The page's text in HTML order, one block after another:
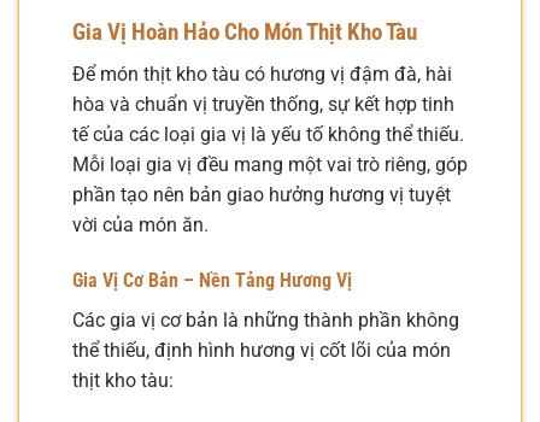
Gia Vị Hoàn Hảo Cho Món Thịt Kho Tàu
Để món thịt kho tàu có hương vị đậm đà, hài
hòa và chuẩn vị truyền thống, sự kết hợp tinh
tế của các loại gia vị là yếu tố không thể thiếu.
Mỗi loại gia vị đều mang một vai trò riêng, góp
phần tạo nên bản giao hưởng hương vị tuyệt
vời của món ăn.
Gia Vị Cơ Bản – Nền Tảng Hương Vị
Các gia vị cơ bản là những thành phần không
thể thiếu, định hình hương vị cốt lõi của món
thịt kho tàu: